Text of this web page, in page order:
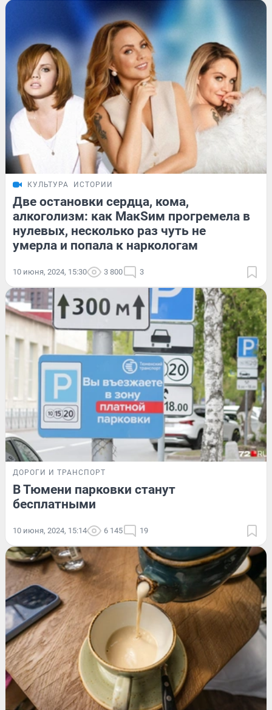
КУЛЬТУРА ИСТОРИИ
Две остановки сердца, кома,
алкоголизм: как МакSим прогремела в
нулевых, несколько раз чуть не
умерла и попала к наркологам
10 июня, 2024, 15:30 3 800 3
ДОРОГИ И ТРАНСПОРТ
В Тюмени парковки станут
бесплатными
10 июня, 2024, 15:14 6 145 19